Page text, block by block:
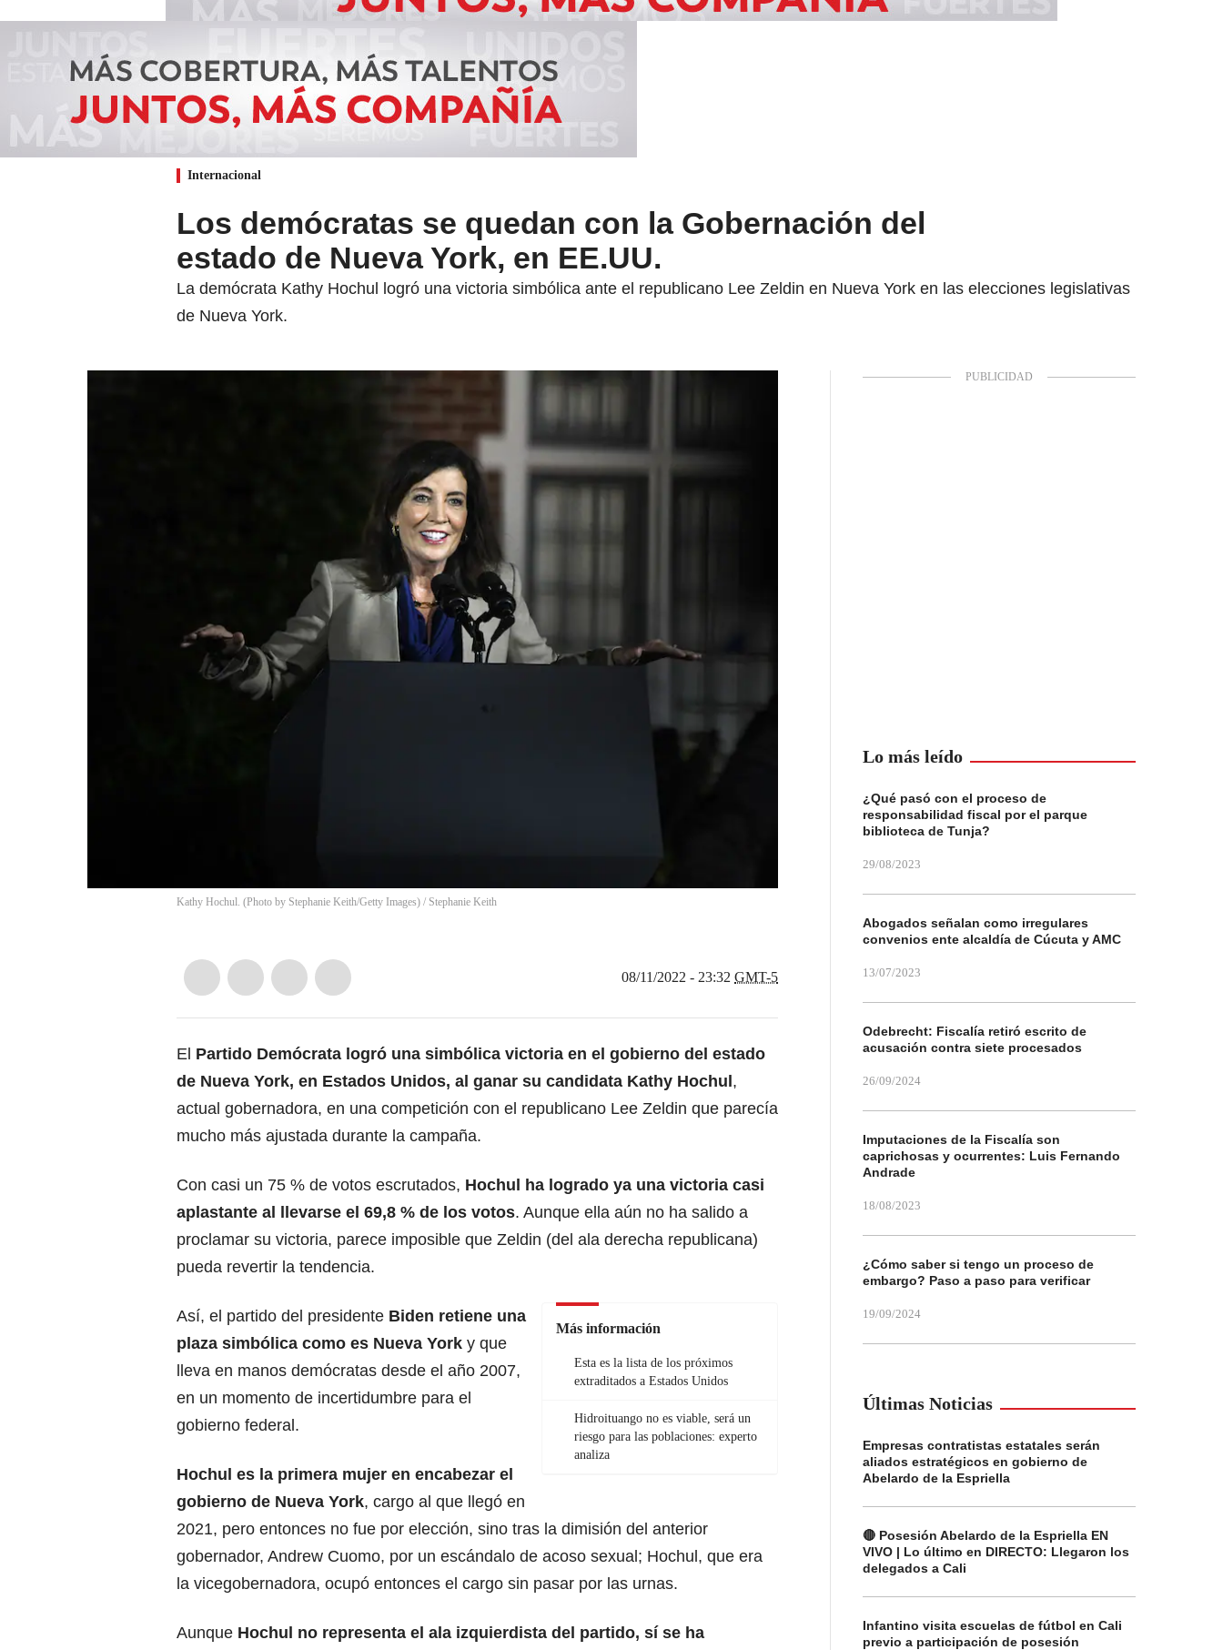
Internacional
Los demócratas se quedan con la Gobernación del
estado de Nueva York, en EE.UU.
La demócrata Kathy Hochul logró una victoria simbólica ante el republicano Lee Zeldin en Nueva York en las elecciones legislativas
de Nueva York.
Kathy Hochul. (Photo by Stephanie Keith/Getty Images) / Stephanie Keith
08/11/2022 - 23:32 GMT-5
El Partido Demócrata logró una simbólica victoria en el gobierno del estado
de Nueva York, en Estados Unidos, al ganar su candidata Kathy Hochul ,
actual gobernadora, en una competición con el republicano Lee Zeldin que parecía
mucho más ajustada durante la campaña.
Con casi un 75 % de votos escrutados, Hochul ha logrado ya una victoria casi
aplastante al llevarse el 69,8 % de los votos. Aunque ella aún no ha salido a
proclamar su victoria, parece imposible que Zeldin (del ala derecha republicana)
pueda revertir la tendencia.
Más información
Esta es la lista de los próximos
extraditados a Estados Unidos
Hidroituango no es viable, será un
riesgo para las poblaciones: experto
analiza
Así, el partido del presidente Biden retiene una
plaza simbólica como es Nueva York y que
lleva en manos demócratas desde el año 2007,
en un momento de incertidumbre para el
gobierno federal.
Hochul es la primera mujer en encabezar el
gobierno de Nueva York, cargo al que llegó en
2021, pero entonces no fue por elección, sino tras la dimisión del anterior
gobernador, Andrew Cuomo, por un escándalo de acoso sexual; Hochul, que era
la vicegobernadora, ocupó entonces el cargo sin pasar por las urnas.
Aunque Hochul no representa el ala izquierdista del partido, sí se ha
Lo más leído
¿Qué pasó con el proceso de
responsabilidad fiscal por el parque
biblioteca de Tunja?
29/08/2023
Abogados señalan como irregulares
convenios ente alcaldía de Cúcuta y AMC
13/07/2023
Odebrecht: Fiscalía retiró escrito de
acusación contra siete procesados
26/09/2024
Imputaciones de la Fiscalía son
caprichosas y ocurrentes: Luis Fernando
Andrade
18/08/2023
¿Cómo saber si tengo un proceso de
embargo? Paso a paso para verificar
19/09/2024
Últimas Noticias
Empresas contratistas estatales serán
aliados estratégicos en gobierno de
Abelardo de la Espriella
🔴 Posesión Abelardo de la Espriella EN
VIVO | Lo último en DIRECTO: Llegaron los
delegados a Cali
Infantino visita escuelas de fútbol en Cali
previo a participación de posesión